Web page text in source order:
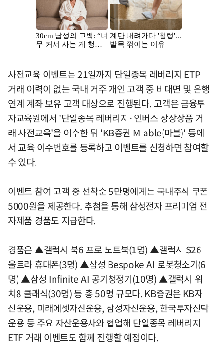
사전교육 이벤트는 21일까지 단일종목 레버리지 ETP
거래 이력이 없는 국내 거주 개인 고객 중 비대면 및 은행
연계 계좌 보유 고객 대상으로 진행된다. 고객은 금융투
자교육원에서 '단일종목 레버리지·인버스 상장상품 거
래 사전교육'을 이수한 뒤 'KB증권 M-able(마블)' 등에
서 교육 이수번호를 등록하고 이벤트를 신청하면 참여할
수 있다.
이벤트 참여 고객 중 선착순 5만명에게는 국내주식 쿠폰
5000원을 제공한다. 추첨을 통해 삼성전자 프리미엄 전
자제품 경품도 지급한다.
경품은 ▲갤럭시 북6 프로 노트북(1명) ▲갤럭시 S26
울트라 휴대폰(3명) ▲삼성 Bespoke AI 로봇청소기(6
명) ▲삼성 Infinite AI 공기청정기(10명) ▲갤럭시 워
치8 클래식(30명) 등 총 50명 규모다. KB증권은 KB자
산운용, 미래에셋자산운용, 삼성자산운용, 한국투자신탁
운용 등 주요 자산운용사와 협업해 단일종목 레버리지
ETF 거래 이벤트도 함께 진행할 예정이다.